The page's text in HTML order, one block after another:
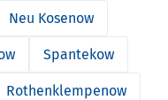
Neu Kosenow
Spantekow
Rothenklempenow